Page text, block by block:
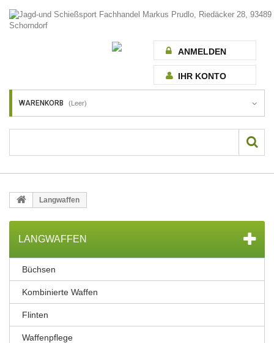
ANMELDEN
IHR KONTO
WARENKORB (Leer)
Langwaffen
LANGWAFFEN
Büchsen
Kombinierte Waffen
Flinten
Waffenpflege